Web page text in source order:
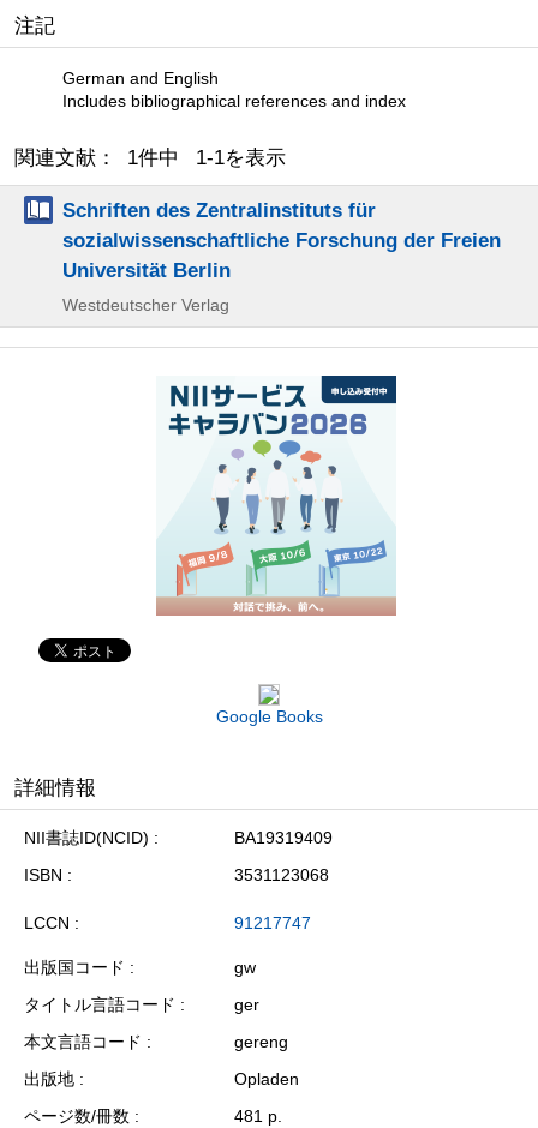
注記
German and English
Includes bibliographical references and index
関連文献： 1件中 1-1を表示
Schriften des Zentralinstituts für
sozialwissenschaftliche Forschung der Freien
Universität Berlin
Westdeutscher Verlag
Google Books
詳細情報
NII書誌ID(NCID)
BA19319409
ISBN
3531123068
LCCN 91217747
出版国コード
gw
タイトル言語コード
ger
本文言語コード
gereng
出版地
Opladen
ページ数/冊数
481 p.